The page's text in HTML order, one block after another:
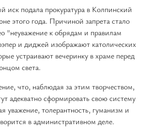
иск подала прокуратура в Колпинский
этого года. Причиной запрета стало
"неуважение к обрядам и правилам
и диджей изображают католических
устраивают вечеринку в храме перед
света.
что, наблюдая за этим творчеством,
адекватно сформировать свою систему
уважение, толерантность, гуманизм и
в административном деле.